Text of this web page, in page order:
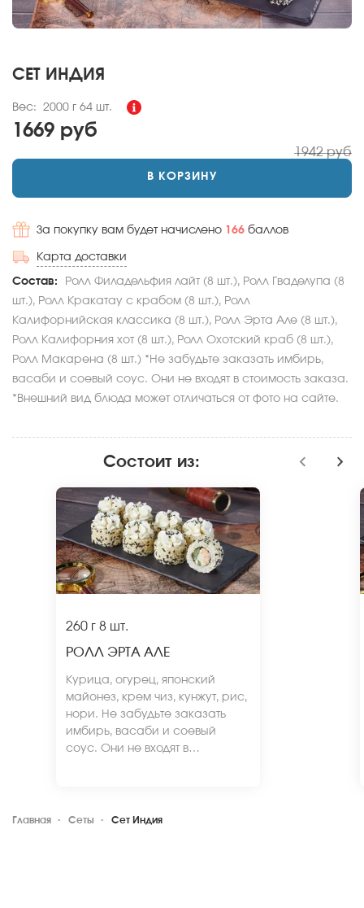
СЕТ ИНДИЯ
Вес: 2000 г 64 шт.
1669 руб
1942 руб
В КОРЗИНУ
За покупку вам будет начислено 166 баллов
Карта доставки
Состав:
Ролл Филадельфия лайт (8 шт.), Ролл Гваделупа (8
шт.), Ролл Кракатау с крабом (8 шт.), Ролл
Калифорнийская классика (8 шт.), Ролл Эрта Але (8 шт.),
Ролл Калифорния хот (8 шт.), Ролл Охотский краб (8 шт.),
Ролл Макарена (8 шт.) *Не забудьте заказать имбирь,
васаби и соевый соус. Они не входят в стоимость заказа.
*Внешний вид блюда может отличаться от фото на сайте.
Состоит из:
260 г8 шт.
РОЛЛ ЭРТА АЛЕ
Курица, огурец, японский
майонез, крем чиз, кунжут, рис,
нори. Не забудьте заказать
имбирь, васаби и соевый
соус. Они не входят в
Главная Сеты Сет Индия